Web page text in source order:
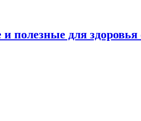
полезные для